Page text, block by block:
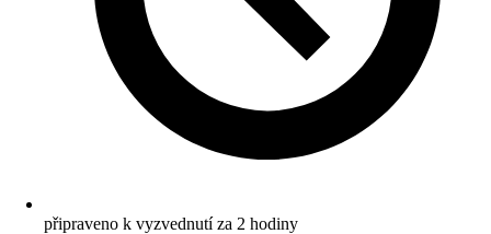
připraveno k vyzvednutí za 2 hodiny